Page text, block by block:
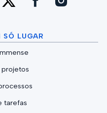
SÓ LUGAR
tarefas